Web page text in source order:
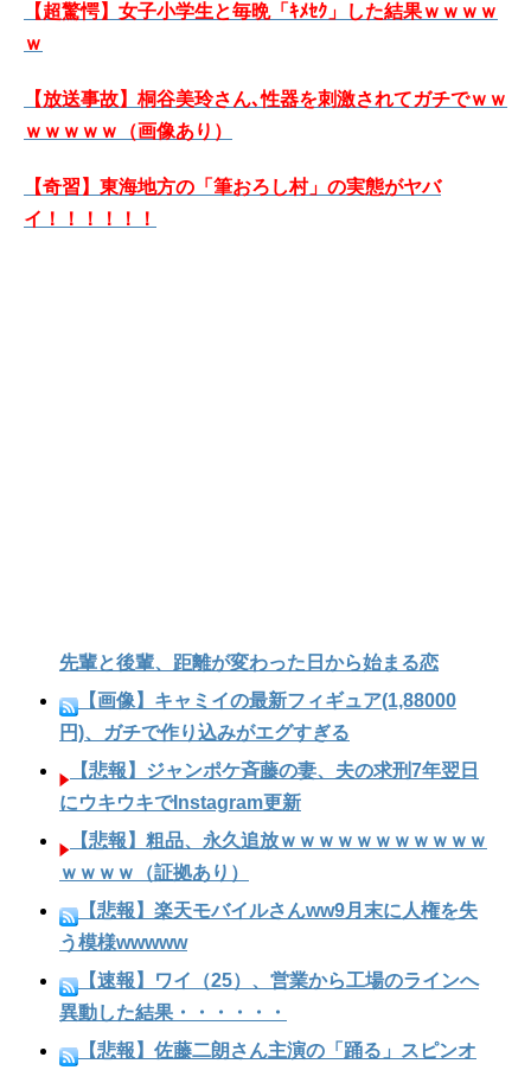
【超驚愕】女子小学生と毎晩「ｷﾒｾｸ」した結果ｗｗｗｗ
ｗ
【放送事故】桐谷美玲さん､性器を刺激されてガチでｗｗ
ｗｗｗｗｗ（画像あり）
【奇習】東海地方の「筆おろし村」の実態がヤバ
イ！！！！！！
先輩と後輩、距離が変わった日から始まる恋
【画像】キャミイの最新フィギュア(1,88000
円)、ガチで作り込みがエグすぎる
【悲報】ジャンポケ斉藤の妻、夫の求刑7年翌日
にウキウキでInstagram更新
【悲報】粗品、永久追放ｗｗｗｗｗｗｗｗｗｗｗ
ｗｗｗｗ（証拠あり）
【悲報】楽天モバイルさんww9月末に人権を失
う模様wwwww
【速報】ワイ（25）、営業から工場のラインへ
異動した結果・・・・・・
【悲報】佐藤二朗さん主演の「踊る」スピンオ